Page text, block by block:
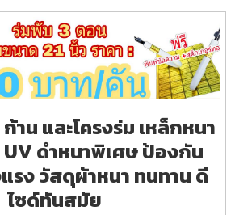
าน และโครงร่ม เหล็กหนา
ดำหนาพิเศษ ป้องกัน
รง วัสดุผ้าหนา ทนทาน ดี
ไซด์ทันสมัย